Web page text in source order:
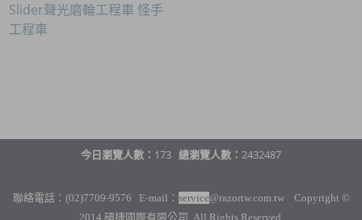
Slider聲光磨輪工程車 怪手
工程車
今日瀏覽人數： 173 總瀏覽人數： 2432487
聯絡電話：(02)7709-9576 E-mail： service@razortw.com.tw Copyright ©
2014 碩捷國際有限公司. All Rights Reserved.